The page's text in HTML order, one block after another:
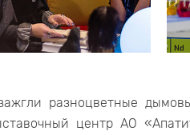
разноцветные
центр АО